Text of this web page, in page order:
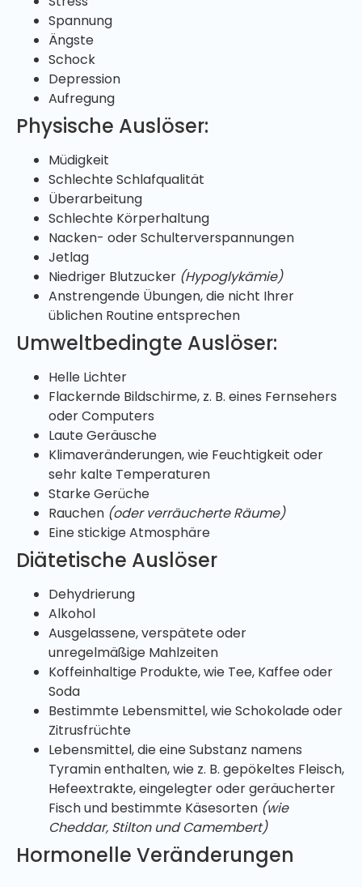
Spannung
Ängste
Schock
Depression
Aufregung
Physische Auslöser:
Müdigkeit
Schlechte Schlafqualität
Überarbeitung
Schlechte Körperhaltung
Nacken- oder Schulterverspannungen
Jetlag
Niedriger Blutzucker (Hypoglykämie)
Anstrengende Übungen, die nicht Ihrer
üblichen Routine entsprechen
Umweltbedingte Auslöser:
Helle Lichter
Flackernde Bildschirme, z. B. eines Fernsehers
oder Computers
Laute Geräusche
Klimaveränderungen, wie Feuchtigkeit oder
sehr kalte Temperaturen
Starke Gerüche
Rauchen (oder verräucherte Räume)
Eine stickige Atmosphäre
Diätetische Auslöser
Dehydrierung
Alkohol
Ausgelassene, verspätete oder
unregelmäßige Mahlzeiten
Koffeinhaltige Produkte, wie Tee, Kaffee oder
Soda
Bestimmte Lebensmittel, wie Schokolade oder
Zitrusfrüchte
Lebensmittel, die eine Substanz namens
Tyramin enthalten, wie z. B. gepökeltes Fleisch,
Hefeextrakte, eingelegter oder geräucherter
Fisch und bestimmte Käsesorten (wie
Cheddar, Stilton und Camembert)
Hormonelle Veränderungen